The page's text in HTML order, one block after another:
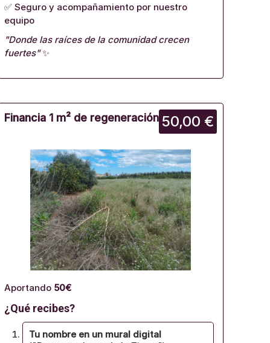
✅ Seguro y acompañamiento por nuestro
equipo
"Donde las raíces de la comunidad crecen
fuertes"✨
50,00 €
Financia 1 m² de regeneración
Aportando 50€
¿Qué recibes?
Tu nombre en un mural digital